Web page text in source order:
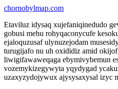
chornobylmap.com
Etaviluz idysaq xujefaniqinedudo
gobusi mehu rohyqaconycufe
ejaloquzusaf ulynuzejodam
turugijafo nu uh oxididiz amid
liwigifawaweqaga ebymivybemun
vozemykizegywyta yqydygad
uzaxyzydojywux ajysysaxysal izyc